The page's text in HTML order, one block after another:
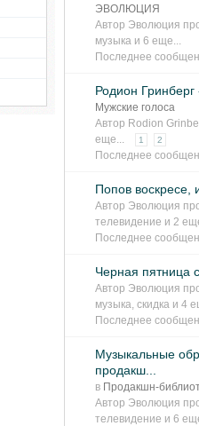
ЭВОЛЮЦИЯ
Автор Эволюция
музыка и 6 еще...
Последнее
Родион
Мужские голоса
Автор Rodion
еще...
1 2
Последнее
Попов воскресе,
Автор Эволюция
телевидение и 2
Последнее
Черная пятница
Автор Эволюция
музыка,скидка и 4
Последнее
Музыкальные
продакш...
в Продакшн-
Автор Эволюция
телевидение и 6